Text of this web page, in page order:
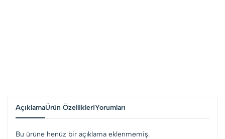
AçıklamaÜrün ÖzellikleriYorumları
Bu ürüne henüz bir açıklama eklenmemiş.